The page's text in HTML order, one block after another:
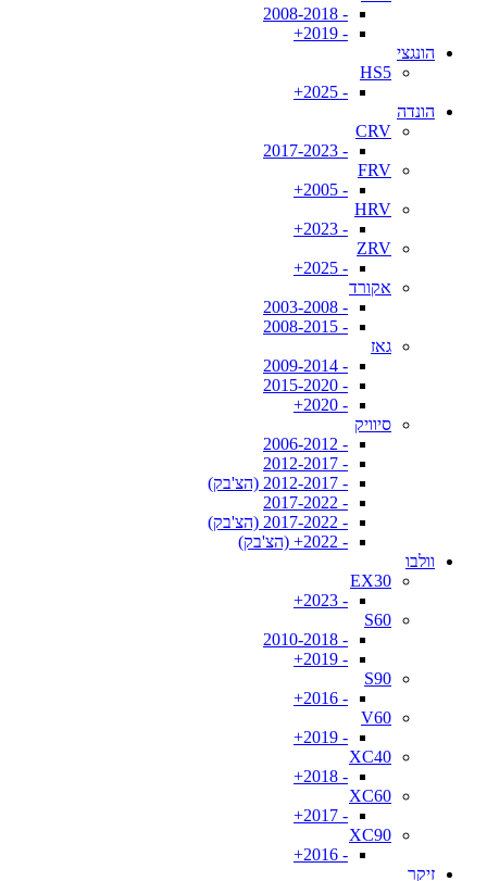
- 2008-2018
- 2019+
הונגצי
HS5
- 2025+
הונדה
CRV
- 2017-2023
FRV
- 2005+
HRV
- 2023+
ZRV
- 2025+
אקורד
- 2003-2008
- 2008-2015
גאז
- 2009-2014
- 2015-2020
- 2020+
סיוויק
- 2006-2012
- 2012-2017
- 2012-2017 (הצ'בק)
- 2017-2022
- 2017-2022 (הצ'בק)
- 2022+ (הצ'בק)
וולבו
EX30
- 2023+
S60
- 2010-2018
- 2019+
S90
- 2016+
V60
- 2019+
XC40
- 2018+
XC60
- 2017+
XC90
- 2016+
זיקר